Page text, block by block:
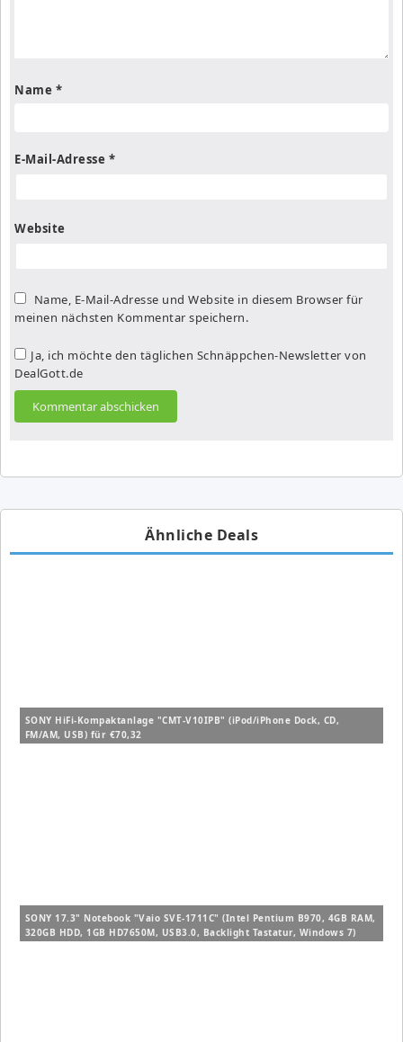
Name *
E-Mail-Adresse *
Website
Name, E-Mail-Adresse und Website in diesem Browser für
meinen nächsten Kommentar speichern.
Ja, ich möchte den täglichen Schnäppchen-Newsletter von
DealGott.de
Ähnliche Deals
SONY HiFi-Kompaktanlage "CMT-V10IPB" (iPod/iPhone Dock, CD,
FM/AM, USB) für €70,32
SONY 17.3" Notebook "Vaio SVE-1711C" (Intel Pentium B970, 4GB RAM,
320GB HDD, 1GB HD7650M, USB3.0, Backlight Tastatur, Windows 7)